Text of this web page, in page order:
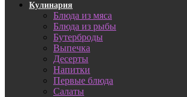
Кулинария
Блюда из мяса
Блюда из рыбы
Бутерброды
Выпечка
Десерты
Напитки
Первые блюда
Салаты